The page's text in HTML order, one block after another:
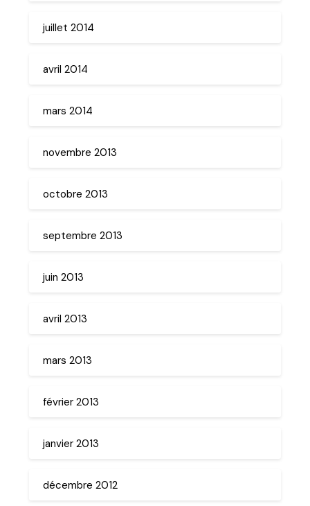
juillet 2014
avril 2014
mars 2014
novembre 2013
octobre 2013
septembre 2013
juin 2013
avril 2013
mars 2013
février 2013
janvier 2013
décembre 2012